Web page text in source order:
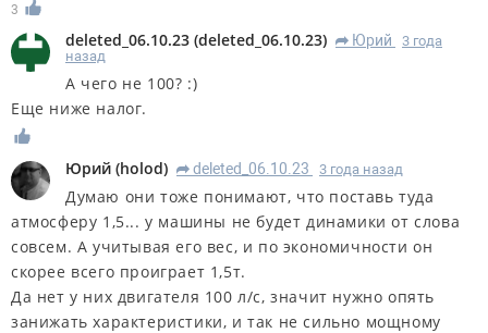
3
deleted_06.10.23 (deleted_06.10.23) R Юрий
3 года
назад
А чего не 100? :)
Еще ниже налог.
Юрий (holod) R deleted_06.10.23 3 года назад
Думаю они тоже понимают, что поставь туда
атмосферу 1,5... у машины не будет динамики от слова
совсем. А учитывая его вес, и по экономичности он
скорее всего проиграет 1,5т.
Да нет у них двигателя 100 л/с, значит нужно опять
занижать характеристики, и так не сильно мощному